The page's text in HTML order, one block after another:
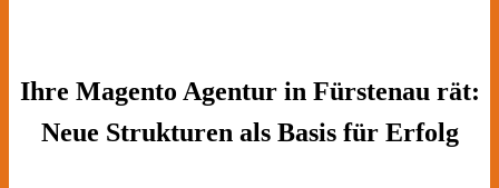
Ihre Magento Agentur in Fürstenau rät:
Neue Strukturen als Basis für Erfolg